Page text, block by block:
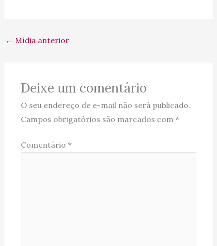
← Mídia anterior
Deixe um comentário
O seu endereço de e-mail não será publicado.
Campos obrigatórios são marcados com *
Comentário *